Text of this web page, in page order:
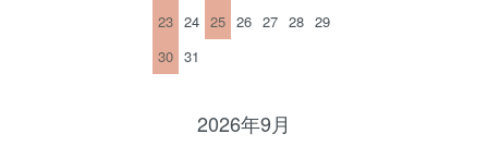
23 24 25 26 27 28 29
30 31
2026年9月